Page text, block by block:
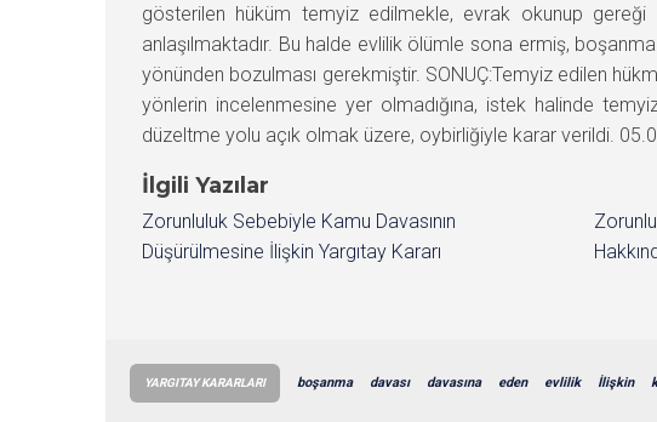
gösterilen hüküm temyiz edilmekle, evrak okunup gereği
anlaşılmaktadır. Bu halde evlilik ölümle sona ermiş,
yönünden bozulması gerekmiştir. SONUÇ:Temyiz edilen
yönlerin incelenmesine yer olmadığına, istek halinde
düzeltme yolu açık olmak üzere, oybirliğiyle karar verildi.
İlgili Yazılar
Zorunluluk Sebebiyle Kamu Davasının
Düşürülmesine İlişkin Yargıtay Kararı
YARGITAY KARARLARI boşanma davası davasına eden evlilik İlişkin